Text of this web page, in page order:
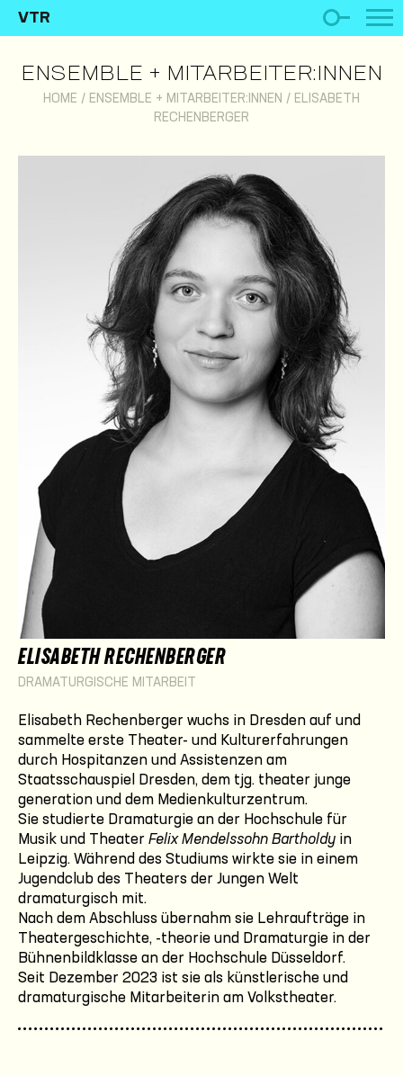
VTR
ENSEMBLE + MITARBEITER:INNEN
HOME / ENSEMBLE + MITARBEITER:INNEN / ELISABETH
RECHENBERGER
ELISABETH RECHENBERGER
DRAMATURGISCHE MITARBEIT
Elisabeth Rechenberger wuchs in Dresden auf und
sammelte erste Theater- und Kulturerfahrungen
durch Hospitanzen und Assistenzen am
Staatsschauspiel Dresden, dem tjg. theater junge
generation und dem Medienkulturzentrum.
Sie studierte Dramaturgie an der Hochschule für
Musik und Theater Felix Mendelssohn Bartholdy in
Leipzig. Während des Studiums wirkte sie in einem
Jugendclub des Theaters der Jungen Welt
dramaturgisch mit.
Nach dem Abschluss übernahm sie Lehraufträge in
Theatergeschichte, -theorie und Dramaturgie in der
Bühnenbildklasse an der Hochschule Düsseldorf.
Seit Dezember 2023 ist sie als künstlerische und
dramaturgische Mitarbeiterin am Volkstheater.